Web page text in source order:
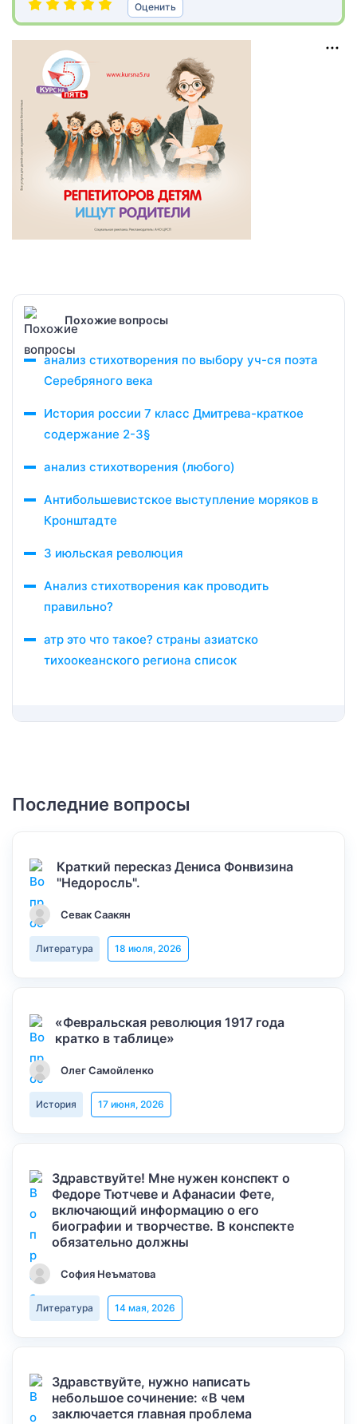
Оценить
Похожие вопросы
анализ стихотворения по выбору уч-ся поэта
Серебряного века
История россии 7 класс Дмитрева-краткое
содержание 2-3§
анализ стихотворения (любого)
Антибольшевистское выступление моряков в
Кронштадте
3 июльская революция
Анализ стихотворения как проводить
правильно?
атр это что такое? страны азиатско
тихоокеанского региона список
Последние вопросы
Краткий пересказ Дениса Фонвизина
"Недоросль".
Севак Саакян
Литература 18 июля, 2026
«Февральская революция 1917 года
кратко в таблице»
Олег Самойленко
История 17 июня, 2026
Здравствуйте! Мне нужен конспект о
Федоре Тютчеве и Афанасии Фете,
включающий информацию о его
биографии и творчестве. В конспекте
обязательно должны
София Неъматова
Литература 14 мая, 2026
Здравствуйте, нужно написать
небольшое сочинение: «В чем
заключается главная проблема